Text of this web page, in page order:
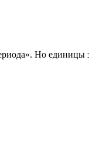
Но